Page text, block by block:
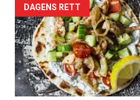
Forsiden
akkurat
nå
-
DAGENS RETT